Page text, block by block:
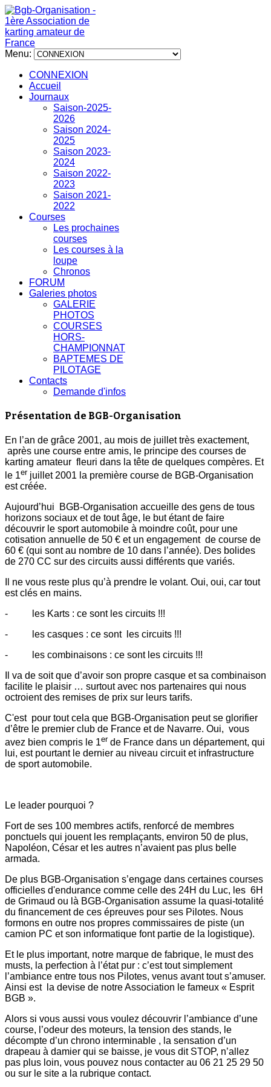
Menu:
CONNEXION
Accueil
Journaux
Saison-2025-
2026
Saison 2024-
2025
Saison 2023-
2024
Saison 2022-
2023
Saison 2021-
2022
Courses
Les prochaines
courses
Les courses à la
loupe
Chronos
FORUM
Galeries photos
GALERIE
PHOTOS
COURSES
HORS-
CHAMPIONNAT
BAPTEMES DE
PILOTAGE
Contacts
Demande d'infos
Présentation de BGB-Organisation
En l’an de grâce 2001, au mois de juillet très exactement,
après une course entre amis, le principe des courses de
karting amateur fleuri dans la tête de quelques compères. Et
le 1er juillet 2001 la première course de BGB-Organisation
est créée.
Aujourd’hui BGB-Organisation accueille des gens de tous
horizons sociaux et de tout âge, le but étant de faire
découvrir le sport automobile à moindre coût, pour une
cotisation annuelle de 50 € et un engagement de course de
60 € (qui sont au nombre de 10 dans l’année). Des bolides
de 270 CC sur des circuits aussi différents que variés.
Il ne vous reste plus qu’à prendre le volant. Oui, oui, car tout
est clés en mains.
- les Karts : ce sont les circuits !!!
- les casques : ce sont les circuits !!!
- les combinaisons : ce sont les circuits !!!
Il va de soit que d’avoir son propre casque et sa combinaison
facilite le plaisir … surtout avec nos partenaires qui nous
octroient des remises de prix sur leurs tarifs.
C'est pour tout cela que BGB-Organisation peut se glorifier
d’être le premier club de France et de Navarre. Oui, vous
avez bien compris le 1er de France dans un département, qui
lui, est pourtant le dernier au niveau circuit et infrastructure
de sport automobile.
Le leader pourquoi ?
Fort de ses 100 membres actifs, renforcé de membres
ponctuels qui jouent les remplaçants, environ 50 de plus,
Napoléon, César et les autres n’avaient pas plus belle
armada.
De plus BGB-Organisation s’engage dans certaines courses
officielles d'endurance comme celle des 24H du Luc, les 6H
de Grimaud ou là BGB-Organisation assume la quasi-totalité
du financement de ces épreuves pour ses Pilotes. Nous
formons en outre nos propres commissaires de piste (un
camion PC et son informatique font partie de la logistique).
Et le plus important, notre marque de fabrique, le must des
musts, la perfection à l’état pur : c’est tout simplement
l’ambiance entre tous nos Pilotes, venus avant tout s’amuser.
Ainsi est la devise de notre Association le fameux « Esprit
BGB ».
Alors si vous aussi vous voulez découvrir l’ambiance d’une
course, l’odeur des moteurs, la tension des stands, le
décompte d’un chrono interminable , la sensation d’un
drapeau à damier qui se baisse, je vous dit STOP, n’allez
pas plus loin, vous pouvez nous contacter au 06 21 25 29 50
ou sur le site a la rubrique contact.